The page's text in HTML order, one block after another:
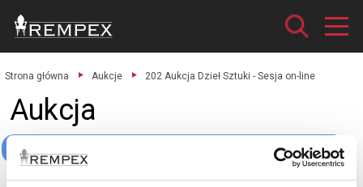
Strona główna Aukcje 202 Aukcja Dzieł Sztuki - Sesja on-line
Aukcja
202 Aukcja Dzieł Sztuki - Sesja on-line